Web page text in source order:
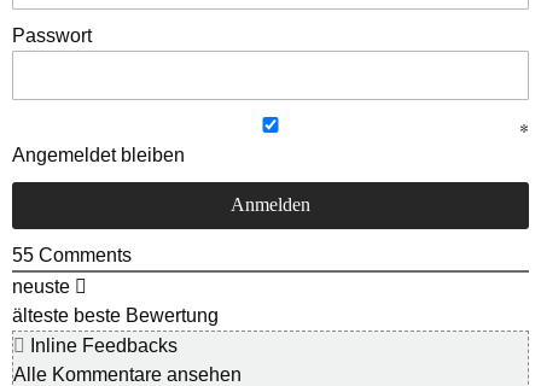
Passwort
Angemeldet bleiben
55 Comments
neuste
älteste beste Bewertung
Inline Feedbacks
Alle Kommentare ansehen